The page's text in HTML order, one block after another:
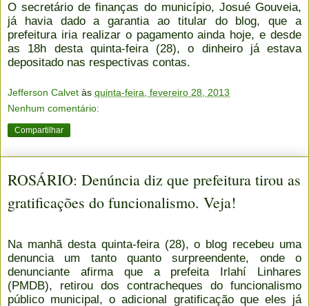
O secretário de finanças do município, Josué Gouveia,
já havia dado a garantia ao titular do blog, que a
prefeitura iria realizar o pagamento ainda hoje, e desde
as 18h desta quinta-feira (28), o dinheiro já estava
depositado nas respectivas contas.
Jefferson Calvet às quinta-feira, fevereiro 28, 2013
Nenhum comentário:
Compartilhar
ROSÁRIO: Denúncia diz que prefeitura tirou as
gratificações do funcionalismo. Veja!
Na manhã desta quinta-feira (28), o blog recebeu uma
denuncia um tanto quanto surpreendente, onde o
denunciante afirma que a prefeita Irlahí Linhares
(PMDB), retirou dos contracheques do funcionalismo
público municipal, o adicional gratificação que eles já